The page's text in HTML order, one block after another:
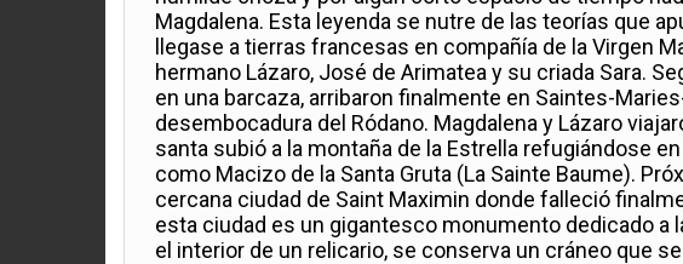
Magdalena. Esta leyenda se nutre de las teorías que
llegase a tierras francesas en compañía de la Virgen
hermano Lázaro, José de Arimatea y su criada Sara.
en una barcaza, arribaron finalmente en Saintes-
desembocadura del Ródano. Magdalena y Lázaro
santa subió a la montaña de la Estrella refugiándose
como Macizo de la Santa Gruta (La Sainte Baume).
cercana ciudad de Saint Maximin donde falleció
esta ciudad es un gigantesco monumento dedicado a
el interior de un relicario, se conserva un cráneo que